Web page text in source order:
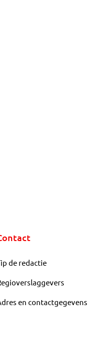
de redactie
en contactgegevens